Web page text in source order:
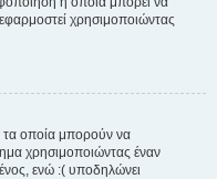
χρησιμοποιώντας
τα οποία μπορούν να
χρησιμοποιώντας έναν
ενώ :( υποδηλώνει